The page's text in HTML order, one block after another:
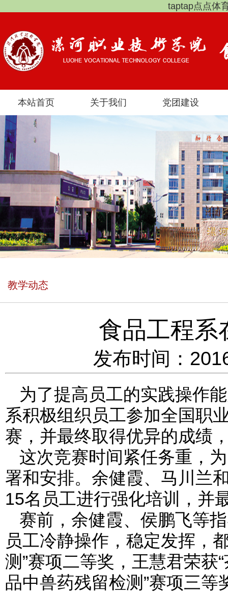
taptap点点体
本站首页 关于我们 党团建设
教学动态
食品工程系
发布时间：
为了提高员工的实践操作
系积极组织员工参加全国职
赛，并最终取得优异的成绩
这次竞赛时间紧任务重，
署和安排。余健霞、马川兰
15名员工进行强化培训，并
赛前，余健霞、侯鹏飞等
员工冷静操作，稳定发挥，
测”赛项二等奖，王慧君荣获
品中兽药残留检测”赛项三等